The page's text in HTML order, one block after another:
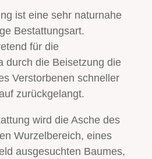
ist eine sehr naturnahe
Bestattungsart.
für die
durch die Beisetzung die
Verstorbenen schneller
zurückgelangt.
wird die Asche des
Wurzelbereich, eines
ausgesuchten Baumes,